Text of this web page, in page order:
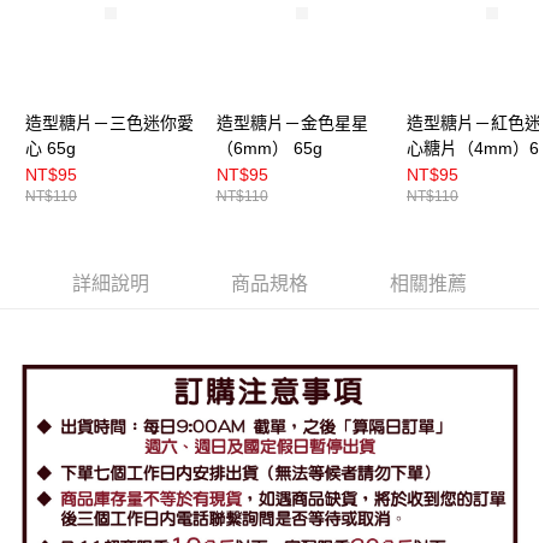
造型糖片－三色迷你愛
心 65g
NT$95
NT$110
造型糖片－金色星星
（6mm） 65g
NT$95
NT$110
造型糖片－紅色
心糖片（4mm）
NT$95
NT$110
詳細說明 商品規格 相關推薦